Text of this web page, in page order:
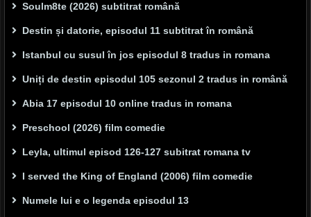
Soulm8te (2026) subtitrat română
Destin și datorie, episodul 11 subtitrat în română
Istanbul cu susul în jos episodul 8 tradus in romana
Uniți de destin episodul 105 sezonul 2 tradus in română
Abia 17 episodul 10 online tradus in romana
Preschool (2026) film comedie
Leyla, ultimul episod 126-127 subitrat romana tv
I served the King of England (2006) film comedie
Numele lui e o legenda episodul 13